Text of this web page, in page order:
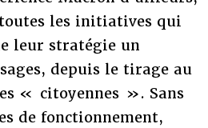
les initiatives qui
leur stratégie un
depuis le tirage au
« citoyennes ». Sans
de fonctionnement,